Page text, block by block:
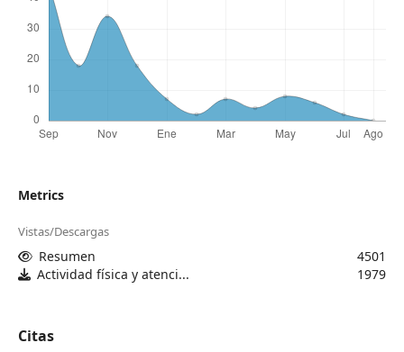
Metrics
Vistas/Descargas
Resumen
4501
Actividad física y atenci...
1979
Citas